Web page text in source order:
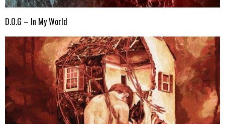
D.O.G – In My World